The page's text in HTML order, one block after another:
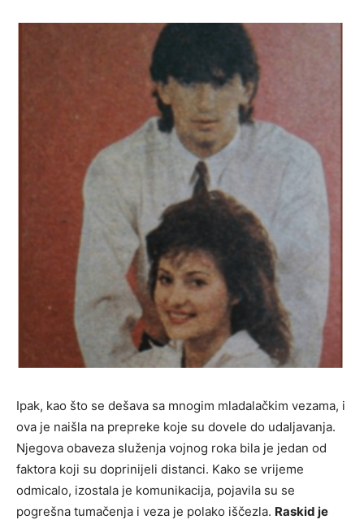
Ipak, kao što se dešava sa mnogim mladalačkim vezama, i
ova je naišla na prepreke koje su dovele do udaljavanja.
Njegova obaveza služenja vojnog roka bila je jedan od
faktora koji su doprinijeli distanci. Kako se vrijeme
odmicalo, izostala je komunikacija, pojavila su se
pogrešna tumačenja i veza je polako iščezla. Raskid je